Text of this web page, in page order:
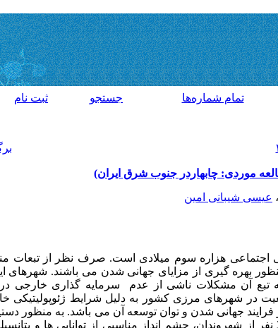
تمام شماره‌ها جستجو ثبت نام
موردی: چابهاردر جنوب شرق ایران)
، عیسی شیبانی امین
هزاره سوم میلادی است. صرف نظر از تبعات
بهره گیری از مزایای جهانی شدن می باشند. شهرهای
به تبع آن مشکلات ناشی از عدم سرمایه گذاری خارجی
در شهرهای مرزی کشور به دلیل شرایط ژئوپولیتیکی
جهانی شدن و توان توسعه آن می باشد. به منظور
هدف، با استفاده از تکنیکهای پرسشنامه ای و مصاحبه با 380 نفر از شهروندان، چشم انداز مناسبی از توانایی